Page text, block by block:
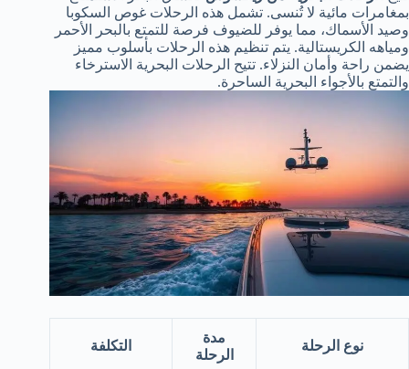
بمغامرات مائية لا تُنسى. تشمل هذه الرحلات غوص السكوبا
وصيد الأسماك، مما يوفر للضيوف فرصة للتمتع بالبحر الأحمر
ومياهه الكريستالية. يتم تنظيم هذه الرحلات بأسلوب مميز
يضمن راحة وأمان النزلاء. تتيح الرحلات البحرية الاسترخاء
والتمتع بالأجواء البحرية الساحرة.
نوع الرحلة
مدة
الرحلة
التكلفة